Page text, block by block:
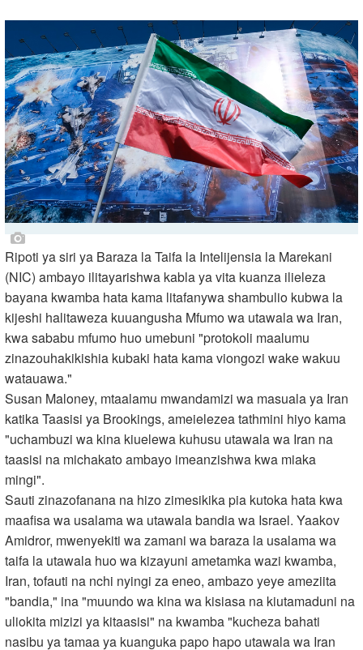
Ripoti ya siri ya Baraza la Taifa la Intelijensia la Marekani
(NIC) ambayo ilitayarishwa kabla ya vita kuanza ilieleza
bayana kwamba hata kama litafanywa shambulio kubwa la
kijeshi halitaweza kuuangusha Mfumo wa utawala wa Iran,
kwa sababu mfumo huo umebuni "protokoli maalumu
zinazouhakikishia kubaki hata kama viongozi wake wakuu
watauawa."
Susan Maloney, mtaalamu mwandamizi wa masuala ya Iran
katika Taasisi ya Brookings, ameielezea tathmini hiyo kama
"uchambuzi wa kina kiuelewa kuhusu utawala wa Iran na
taasisi na michakato ambayo imeanzishwa kwa miaka
mingi".
Sauti zinazofanana na hizo zimesikika pia kutoka hata kwa
maafisa wa usalama wa utawala bandia wa Israel. Yaakov
Amidror, mwenyekiti wa zamani wa baraza la usalama wa
taifa la utawala huo wa kizayuni ametamka wazi kwamba,
Iran, tofauti na nchi nyingi za eneo, ambazo yeye ameziita
"bandia," ina "muundo wa kina wa kisiasa na kiutamaduni na
uliokita mizizi ya kitaasisi" na kwamba "kucheza bahati
nasibu ya tamaa ya kuanguka papo hapo utawala wa Iran